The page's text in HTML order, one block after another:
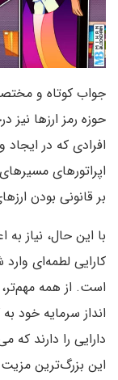
جواب کوتاه و
حوزه رمز ارزها نیز
افرادی که در
اپراتورهای
بر قانونی بودن
با این حال، نیاز
کارایی لطمه‌ای
است. از همه
انداز سرمایه خود
دارایی را دارند
این بزرگ‌ترین